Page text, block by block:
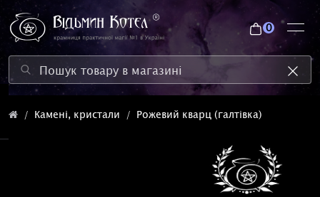
0
Камені, кристали Рожевий кварц (галтівка)